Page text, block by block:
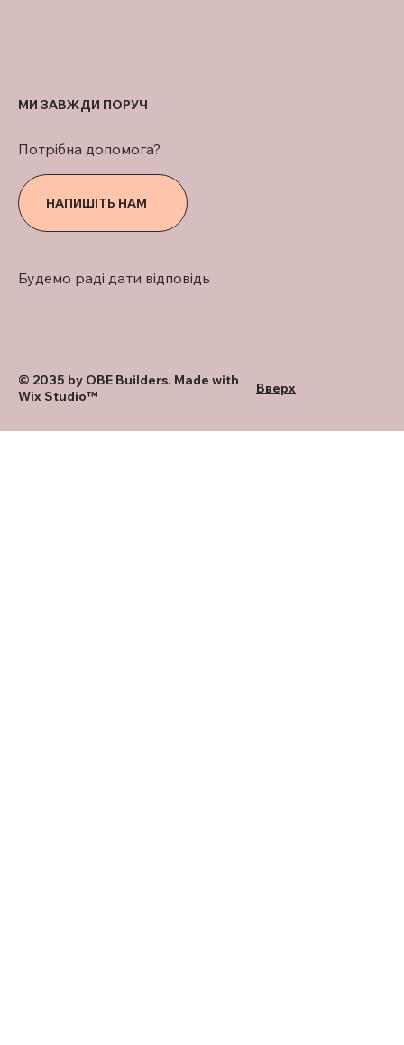
Будемо раді дати відповідь
НАПИШІТЬ НАМ
Потрібна допомога?
МИ ЗАВЖДИ ПОРУЧ
© 2035 by OBE Builders. Made with
Wix Studio™
Вверх